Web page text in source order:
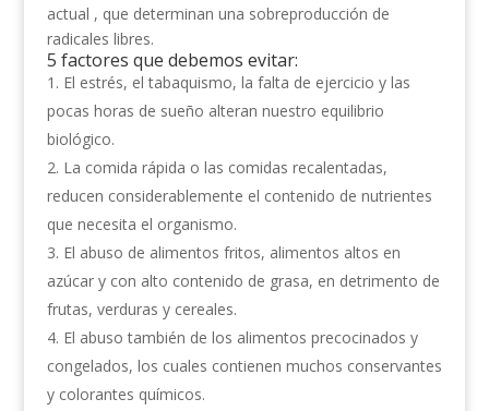
actual , que determinan una sobreproducción de
radicales libres.
5 factores que debemos evitar:
El estrés, el tabaquismo, la falta de ejercicio y las
pocas horas de sueño alteran nuestro equilibrio
biológico.
La comida rápida o las comidas recalentadas,
reducen considerablemente el contenido de nutrientes
que necesita el organismo.
El abuso de alimentos fritos, alimentos altos en
azúcar y con alto contenido de grasa, en detrimento de
frutas, verduras y cereales.
El abuso también de los alimentos precocinados y
congelados, los cuales contienen muchos conservantes
y colorantes químicos.